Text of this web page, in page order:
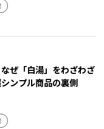
ぜ「白湯」をわざわざ
ンプル商品の裏側